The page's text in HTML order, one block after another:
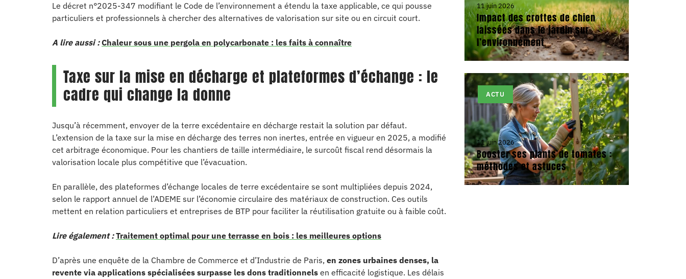
Le décret n°2025-347 modifiant le Code de l’environnement a étendu la taxe applicable, ce qui pousse
particuliers et professionnels à chercher des alternatives de valorisation sur site ou en circuit court.
A lire aussi : Chaleur sous une pergola en polycarbonate : les faits à connaître
Taxe sur la mise en décharge et plateformes d’échange : le
cadre qui change la donne
Jusqu’à récemment, envoyer de la terre excédentaire en décharge restait la solution par défaut.
L’extension de la taxe sur la mise en décharge des terres non inertes, entrée en vigueur en 2025, a modifié
cet arbitrage économique. Pour les chantiers de taille intermédiaire, le surcoût fiscal rend désormais la
valorisation locale plus compétitive que l’évacuation.
En parallèle, des plateformes d’échange locales de terre excédentaire se sont multipliées depuis 2024,
selon le rapport annuel de l’ADEME sur l’économie circulaire des matériaux de construction. Ces outils
mettent en relation particuliers et entreprises de BTP pour faciliter la réutilisation gratuite ou à faible coût.
Lire également : Traitement optimal pour une terrasse en bois : les meilleures options
D’après une enquête de la Chambre de Commerce et d’Industrie de Paris, en zones urbaines denses, la
revente via applications spécialisées surpasse les dons traditionnels en efficacité logistique. Les délais
11 juin 2026
Impact des crottes de chien
laissées dans le jardin sur
l’environnement
ACTU
11 juin 2026
Booster ses plants de tomates :
méthodes et astuces